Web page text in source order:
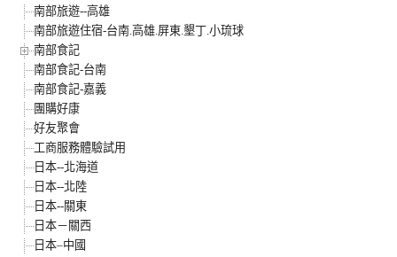
南部旅遊--高雄
南部旅遊住宿-台南.高雄.屏東.墾丁.小琉球
南部食記
南部食記-台南
南部食記-嘉義
團購好康
好友聚會
工商服務體驗試用
日本--北海道
日本--北陸
日本--關東
日本－關西
日本–中國